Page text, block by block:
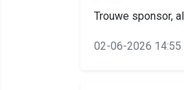
Trouwe sponsor,
02-06-2026 14:55